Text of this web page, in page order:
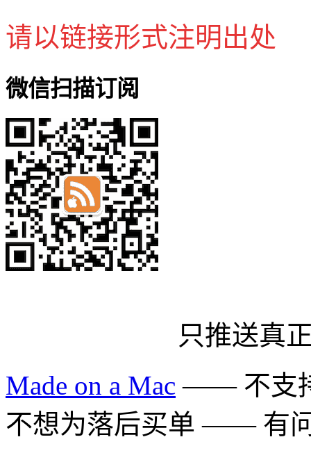
请以链接形式注明出处
微信扫描订阅
只推送真
Made on a Mac —— 不支
不想为落后买单 —— 有